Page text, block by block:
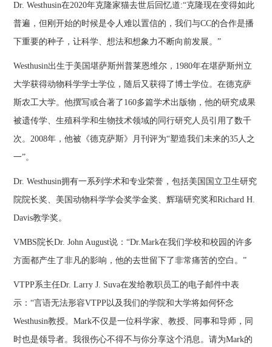
Dr. Westhusin在2020年克隆家猫去世后回忆道:“克隆现在变得如此
普遍，但刚开始的时候是令人难以置信的，我们与CC的合作是播
下重要的种子，让科学、想法和想象力不断向前发展。”
Westhusin出生于美国堪萨斯州普莱恩维尔，1980年在堪萨斯州立
大学获得动物科学学士学位，随后又获得了博士学位。在德克萨
斯农工大学。他撰写或合著了160多篇学术出版物，他的研究成果
被遗传学、生殖科学和生物技术领域的同行研究人员引用了数千
次。2008年，他被《德克萨斯》月刊评为“塑造我们未来的35人之
一”。
Dr. Westhusin拥有一系列学术和专业荣誉，包括美国国立卫生研究
院院长奖、美国动物科学学会奖学金奖、辉瑞研究奖和Richard H.
Davis教学奖。
VMBS院长Dr. John August说：“Dr.Mark在我们学校和校园的许多
方面都产生了非凡的影响，他的去世留下了非常痛苦的空白。”
VTPP系主任Dr. Larry J. Suva在发给教职员工的电子邮件中表
示：“言语无法形容VTPP以及我们的学院和大学将如何怀念
Westhusin教授。Mark不仅是一位科学家、教授、同事和导师，同
时也是领导者。我很伤心不得不与你分享这个消息。请为Mark的